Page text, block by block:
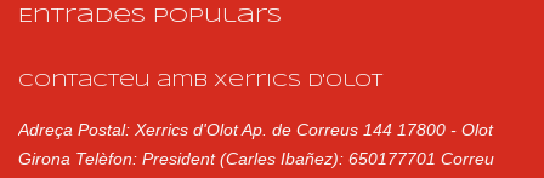
a
r
Entrades populars
Contacteu amb Xerrics d'Olot
Adreça Postal: Xerrics d'Olot Ap. de Correus 144 17800 - Olot
Girona Telèfon: President (Carles Ibañez): 650177701 Correu